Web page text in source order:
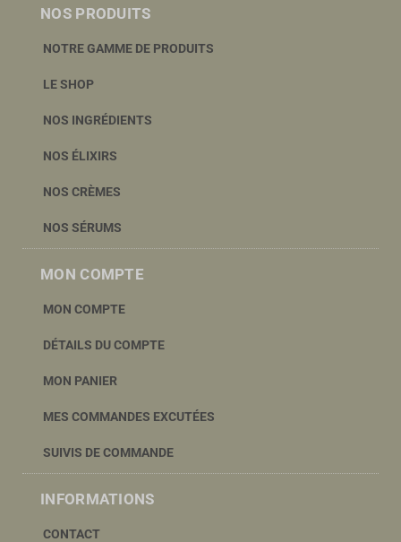
NOS PRODUITS
NOTRE GAMME DE PRODUITS
LE SHOP
NOS INGRÉDIENTS
NOS ÉLIXIRS
NOS CRÈMES
NOS SÉRUMS
MON COMPTE
MON COMPTE
DÉTAILS DU COMPTE
MON PANIER
MES COMMANDES EXCUTÉES
SUIVIS DE COMMANDE
INFORMATIONS
CONTACT